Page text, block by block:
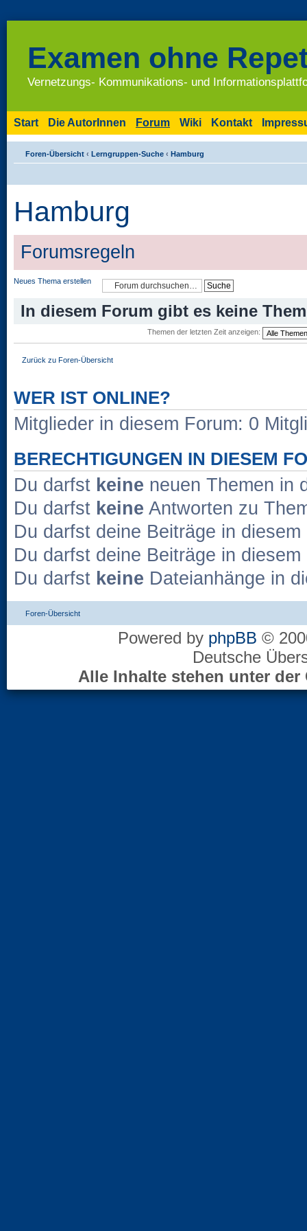
Examen ohne
Vernetzungs- Kommunikations- und
Start Die AutorInnen Forum Wiki Kontakt
Foren-Übersicht ‹ Lerngruppen-Suche ‹ Hamburg
Hamburg
Forumsregeln
Neues Thema erstellen
In diesem Forum gibt es keine
Themen der letzten Zeit anzeigen:
Zurück zu Foren-Übersicht
WER IST ONLINE?
Mitglieder in diesem Forum: 0
BERECHTIGUNGEN IN DIESEM
Du darfst keine neuen Themen in
Du darfst keine Antworten zu
Du darfst deine Beiträge in
Du darfst deine Beiträge in
Du darfst keine Dateianhänge in
Foren-Übersicht
Powered by phpBB ©
Deutsche
Alle Inhalte stehen unter